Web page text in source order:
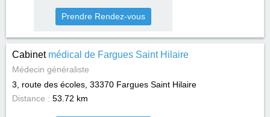
Prendre Rendez-vous
Cabinet médical de Fargues Saint Hilaire
Médecin généraliste
3, route des écoles, 33370 Fargues Saint Hilaire
Distance : 53.72 km